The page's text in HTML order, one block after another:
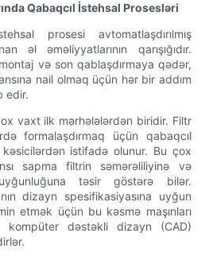
Qabaqcıl İstehsal Prosesləri
prosesi avtomatlaşdırılmış
əl əməliyyatlarının qarışığıdır.
və son qablaşdırmaya qədər,
nail olmaq üçün hər bir addım
edir.
vaxt ilk mərhələlərdən biridir. Filtr
formalaşdırmaq üçün qabaqcıl
istifadə olunur. Bu çox
sapma filtrin səmərəliliyinə və
təsir göstərə bilər.
dizayn spesifikasiyasına uyğun
etmək üçün bu kəsmə maşınları
kompüter dəstəkli dizayn (CAD)